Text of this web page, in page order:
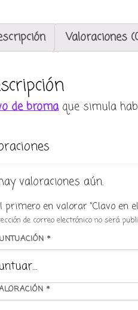
Valoraciones
de bromaque simula
valoraciones aún.
primero en valorar “Clavo en
de correo electrónico no será
*
*